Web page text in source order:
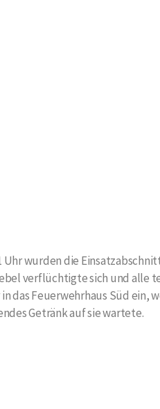
Uhr wurden die
verflüchtigte sich und alle
das Feuerwehrhaus Süd ein,
Getränk auf sie wartete.